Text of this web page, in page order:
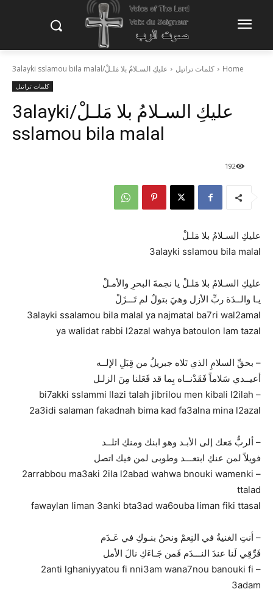
Home كلمات تراتيل عليكِ السـلامُ بلا مَلـلْ/3alayki sslamou bila malal
كلمات تراتيل
عليكِ السـلامُ بلا مَلـلْ/3alayki
sslamou bila malal
192
عليكِ السـلامُ بلا مَلـلْ
3alayki sslamou bila malal
عليكِ السـلامُ بلا مَلـلْ يا نجمةَ البحرِ والأمـلْ
يـا والــدَة ربِّ الأزل وهيَ بتولٌ لم تَـــزَلْ
3alayki ssalamou bila malal ya najmatal ba7ri wal2amal
ya walidat rabbi l2azal wahya batoulon lam tazal
– بحقِّ السلامِ الذي تَلاه جبريلُ من قِبَلِ الإلــه
أعيــدي سَلاماً فَقَدْنــاه بِما قد فَعَلنا مِنَ الزلـل
– bi7akki sslammi llazi talah jibrilou men kibali l2ilah
2a3idi salaman fakadnah bima kad fa3alna mina l2azal
– ألربُّ مَعك إلى الأبـد وهو ابنك ومنكِ اتلــد
فويلاً لمن عنكِ ابتعـــد وطوبى لمن فيك اتصل
– 2arrabbou ma3aki 2ila l2abad wahwa bnouki wamenki
ttalad
fawaylan liman 3anki bta3ad wa6ouba liman fiki ttasal
– أنتِ الغنيةُ في النِعمْ ونحنُ بنـوكِ في عَـدَم
فَرِّقِي لَنا عندَ النـــدَم فَمن جَـاءَكِ نالَ الأمل
– 2anti lghaniyyatou fi nni3am wana7nou banouki fi
3adam